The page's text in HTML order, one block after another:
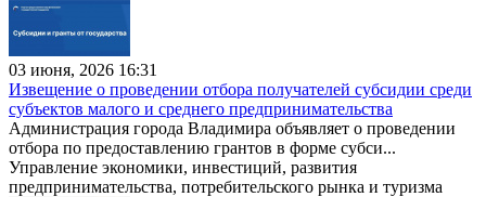
03 июня, 2026 16:31
Извещение о проведении отбора получателей субсидии среди
субъектов малого и среднего предпринимательства
Администрация города Владимира объявляет о проведении
отбора по предоставлению грантов в форме субси...
Управление экономики, инвестиций, развития
предпринимательства, потребительского рынка и туризма